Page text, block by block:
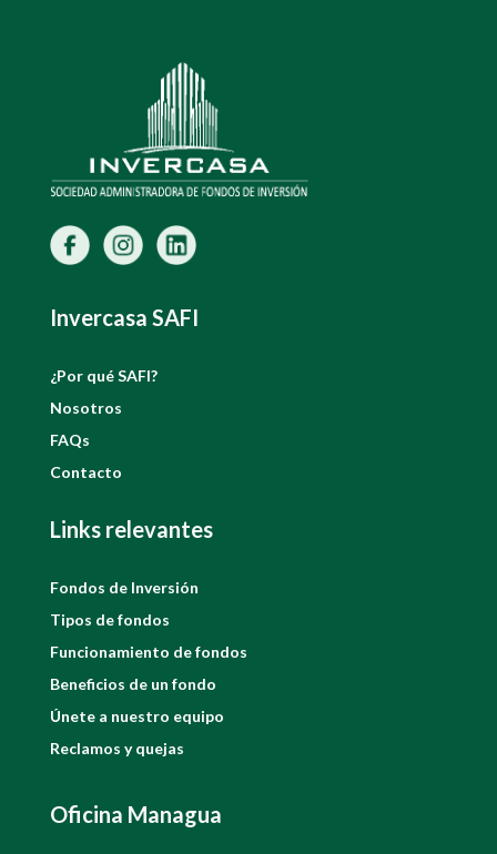
Invercasa SAFI
¿Por qué SAFI?
Nosotros
FAQs
Contacto
Links relevantes
Fondos de Inversión
Tipos de fondos
Funcionamiento de fondos
Beneficios de un fondo
Únete a nuestro equipo
Reclamos y quejas
Oficina Managua